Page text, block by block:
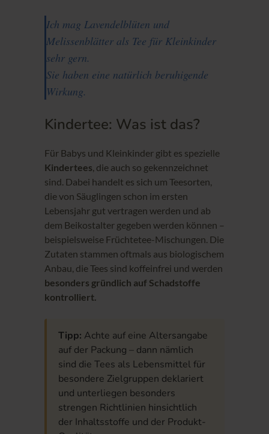
Ich mag Lavendelblüten und
Melissenblätter als Tee für Kleinkinder
sehr gern.
Sie haben eine natürlich beruhigende
Wirkung.
Kindertee: Was ist das?
Für Babys und Kleinkinder gibt es spezielle
Kindertees, die auch so gekennzeichnet
sind. Dabei handelt es sich um Teesorten,
die von Säuglingen schon im ersten
Lebensjahr gut vertragen werden und ab
dem Beikostalter gegeben werden können –
beispielsweise Früchtetee-Mischungen. Die
Zutaten stammen oftmals aus biologischem
Anbau, die Tees sind koffeinfrei und werden
besonders gründlich auf Schadstoffe
kontrolliert.
Tipp: Achte auf eine Altersangabe
auf der Packung – dann nämlich
sind die Tees als Lebensmittel für
besondere Zielgruppen deklariert
und unterliegen besonders
strengen Richtlinien hinsichtlich
der Inhaltsstoffe und der Produkt-